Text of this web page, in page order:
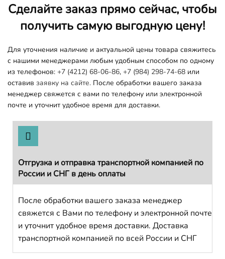
Сделайте заказ прямо сейчас, чтобы
получить самую выгодную цену!
Для уточнения наличие и актуальной цены товара свяжитесь
с нашими менеджерами любым удобным способом по одному
из телефонов: +7 (4212) 68-06-86, +7 (984) 298-74-68 или
оставив заявку на сайте. После обработки вашего заказа
менеджер свяжется с вами по телефону или электронной
почте и уточнит удобное время для доставки.
Отгрузка и отправка транспортной компанией по
России и СНГ в день оплаты
После обработки вашего заказа менеджер
свяжется с Вами по телефону и электронной почте
и уточнит удобное время доставки. Доставка
транспортной компанией по всей России и СНГ